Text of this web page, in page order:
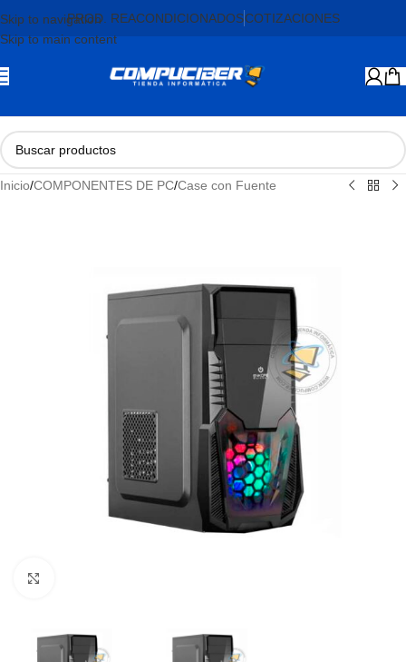
Skip to navigation
Skip to main content
PROD. REACONDICIONADOSCOTIZACIONES
Inicio/COMPONENTES DE PC/Case con Fuente